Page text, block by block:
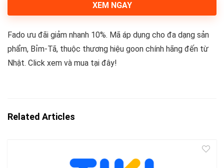
XEM NGAY
Fado ưu đãi giảm nhanh 10%. Mã áp dụng cho đa dạng sản
phẩm, Bỉm-Tã, thuộc thương hiệu goon chính hãng đến từ
Nhật. Click xem và mua tại đây!
Related Articles